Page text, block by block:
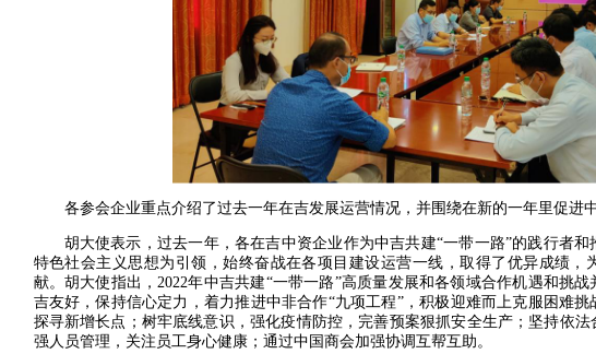
各参会企业重点介绍了过去一年在吉发展运营情况，并围绕在新的一年里促进
胡大使表示，过去一年，各在吉中资企业作为中吉共建“一带一路”的践行者
特色社会主义思想为引领，始终奋战在各项目建设运营一线，取得了优异成绩，
献。胡大使指出，2022年中吉共建“一带一路”高质量发展和各领域合作机遇和挑
吉友好，保持信心定力，着力推进中非合作“九项工程”，积极迎难而上克服困难
探寻新增长点；树牢底线意识，强化疫情防控，完善预案狠抓安全生产；坚持依
强人员管理，关注员工身心健康；通过中国商会加强协调互帮互助。